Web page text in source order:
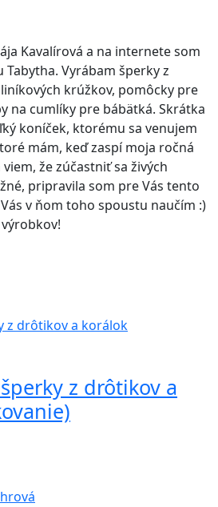
Kavalírová a na internete som
Vyrábam šperky z
krúžkov, pomôcky pre
na cumlíky pre bábätká. Skrátka
koníček, ktorému sa venujem
mám, keď zaspí moja ročná
že zúčastniť sa živých
pripravila som pre Vás tento
v ňom toho spoustu naučím :)
z drôtikov a